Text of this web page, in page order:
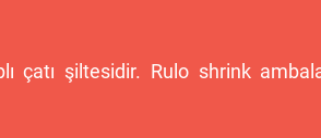
çatı şiltesidir. Rulo shrink